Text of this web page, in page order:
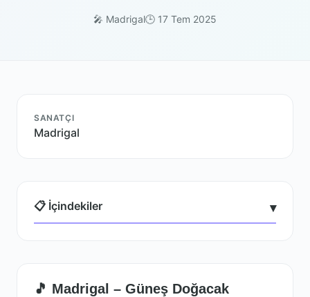
🎤 Madrigal🕒 17 Tem 2025
SANATÇI
Madrigal
📋 İçindekiler ▾
🎵 Madrigal – Güneş Doğacak